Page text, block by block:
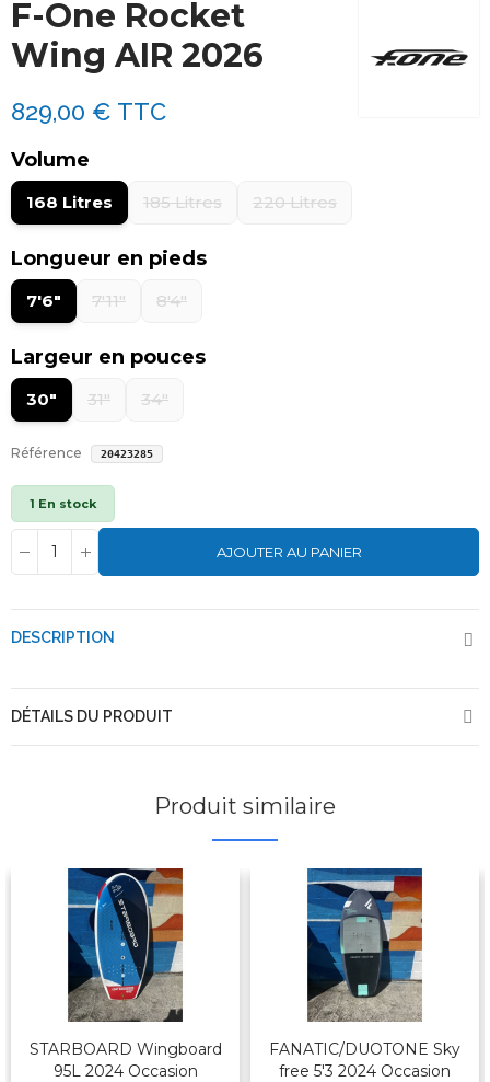
F-One Rocket
Wing AIR 2026
829,00 € TTC
Volume
168 Litres 185 Litres 220 Litres
Longueur en pieds
7'6" 7'11" 8'4"
Largeur en pouces
30" 31" 34"
Référence 20423285
1 En stock
AJOUTER AU PANIER
DESCRIPTION
DÉTAILS DU PRODUIT
Produit similaire
STARBOARD Wingboard
95L 2024 Occasion
FANATIC/DUOTONE Sky
free 5'3 2024 Occasion